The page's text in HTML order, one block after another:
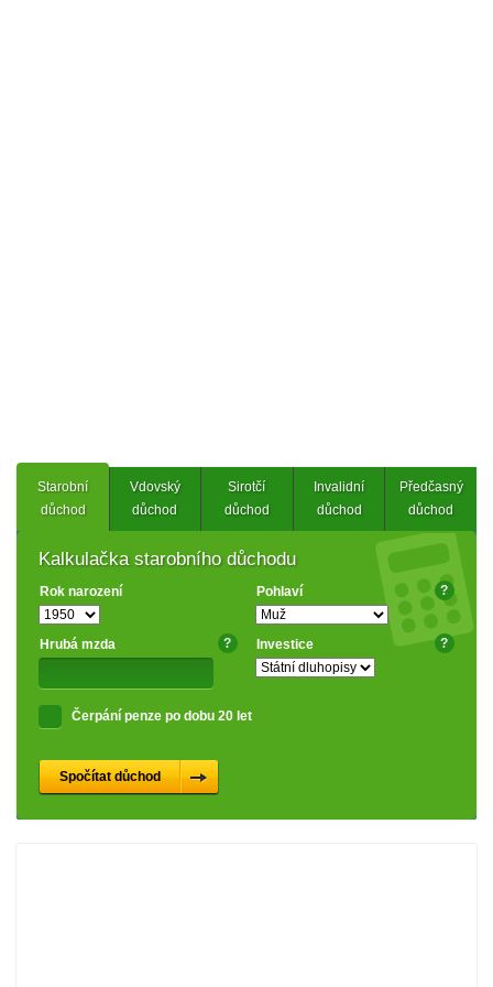
Starobní
důchod
Vdovský
důchod
Sirotčí
důchod
Invalidní
důchod
Předčasný
důchod
Kalkulačka starobního důchodu
Rok narození Pohlaví ?
Hrubá mzda ? Investice ?
Čerpání penze po dobu 20 let